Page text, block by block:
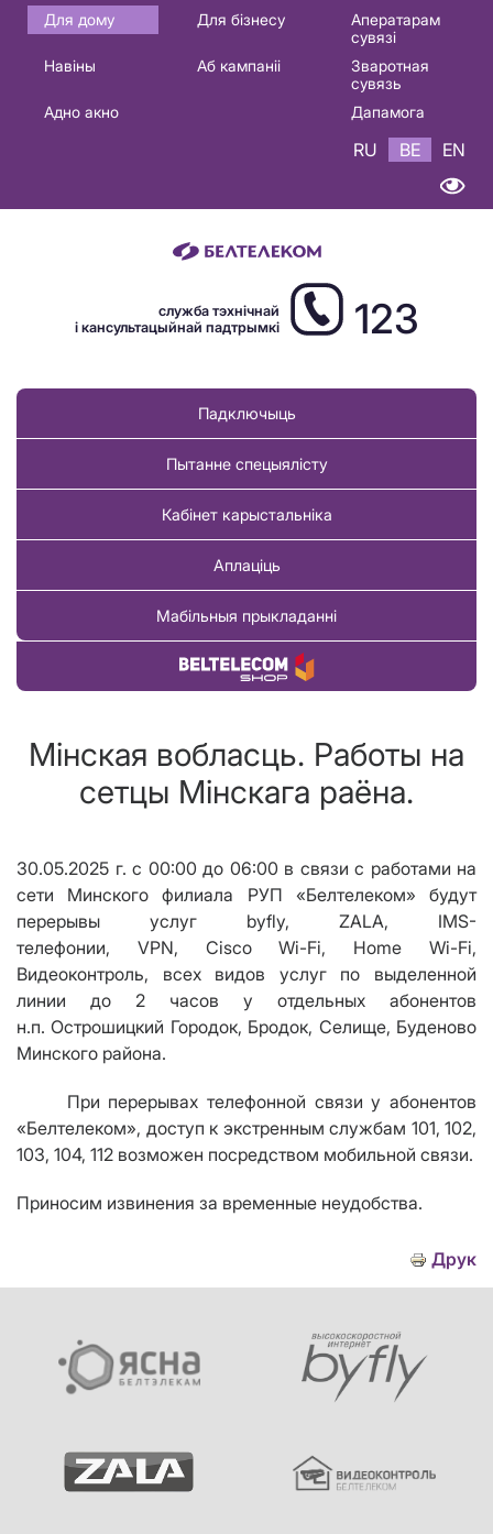
Основная
навигация
Для дому Для бізнесу
Аператарам
сувязі
Навіны
Аб кампаніі
Зваротная
сувязь
Адно акно
Дапамога
RU BE EN
служба тэхнічнай
і кансультацыйнай падтрымкі
123
Падключыць
Пытанне спецыялісту
Кабінет карыстальніка
Аплаціць
Мабільныя прыкладанні
Купіць тавар
Мінская вобласць. Работы на
сетцы Мінскага раёна.
30.05.2025 г. с 00:00 до 06:00 в связи с работами на
сети Минского филиала РУП «Белтелеком» будут
перерывы услуг byfly, ZALA, IMS-
телефонии, VPN, Cisco Wi-Fi, Home Wi-Fi,
Видеоконтроль, всех видов услуг по выделенной
линии до 2 часов у отдельных абонентов
н.п. Острошицкий Городок, Бродок, Селище, Буденово
Минского района.
При перерывах телефонной связи у абонентов
«Белтелеком», доступ к экстренным службам 101, 102,
103, 104, 112 возможен посредством мобильной связи.
Приносим извинения за временные неудобства.
Друк